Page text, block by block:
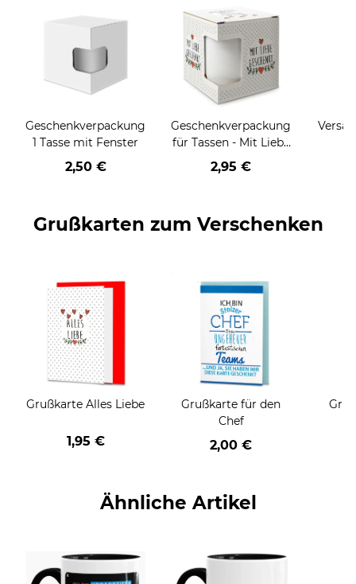
Geschenkverpackung
1 Tasse mit Fenster
2,50 €
Geschenkverpackung
für Tassen - Mit Liebe
geschenkt
2,95 €
Grußkarten zum Verschenken
Grußkarte Alles Liebe
1,95 €
Grußkarte für den
Chef
2,00 €
Ähnliche Artikel